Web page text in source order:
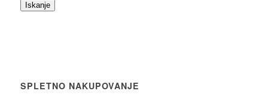
Iskanje
SPLETNO NAKUPOVANJE